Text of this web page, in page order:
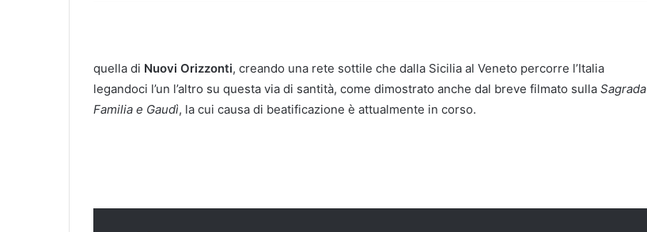
quella di Nuovi Orizzonti, creando una rete sottile che dalla Sicilia al Veneto percorre l’Italia
legandoci l’un l’altro su questa via di santità, come dimostrato anche dal breve filmato sulla Sagrada
Familia e Gaudì, la cui causa di beatificazione è attualmente in corso.